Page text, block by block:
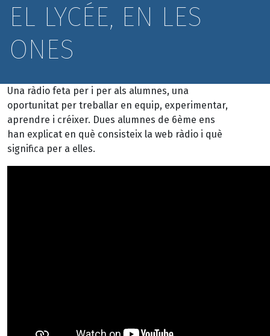
EL LYCÉE, EN LES
ONES
Una ràdio feta per i per als alumnes, una
oportunitat per treballar en equip, experimentar,
aprendre i créixer. Dues alumnes de 6ème ens
han explicat en què consisteix la web ràdio i què
significa per a elles.